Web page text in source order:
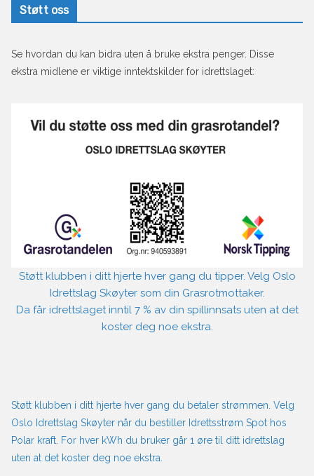
Støtt oss
Se hvordan du kan bidra uten å bruke ekstra penger. Disse
ekstra midlene er viktige inntektskilder for idrettslaget:
Støtt klubben i ditt hjerte hver gang du tipper. Velg Oslo
Idrettslag Skøyter som din Grasrotmottaker.
Da får idrettslaget inntil 7 % av din spillinnsats uten at det
koster deg noe ekstra.
Støtt klubben i ditt hjerte hver gang du betaler strømmen. Velg
Oslo Idrettslag Skøyter når du bestiller Idrettsstrøm Spot hos
Polar kraft. For hver kWh du bruker går 1 øre til ditt idrettslag
uten at det koster deg noe ekstra.